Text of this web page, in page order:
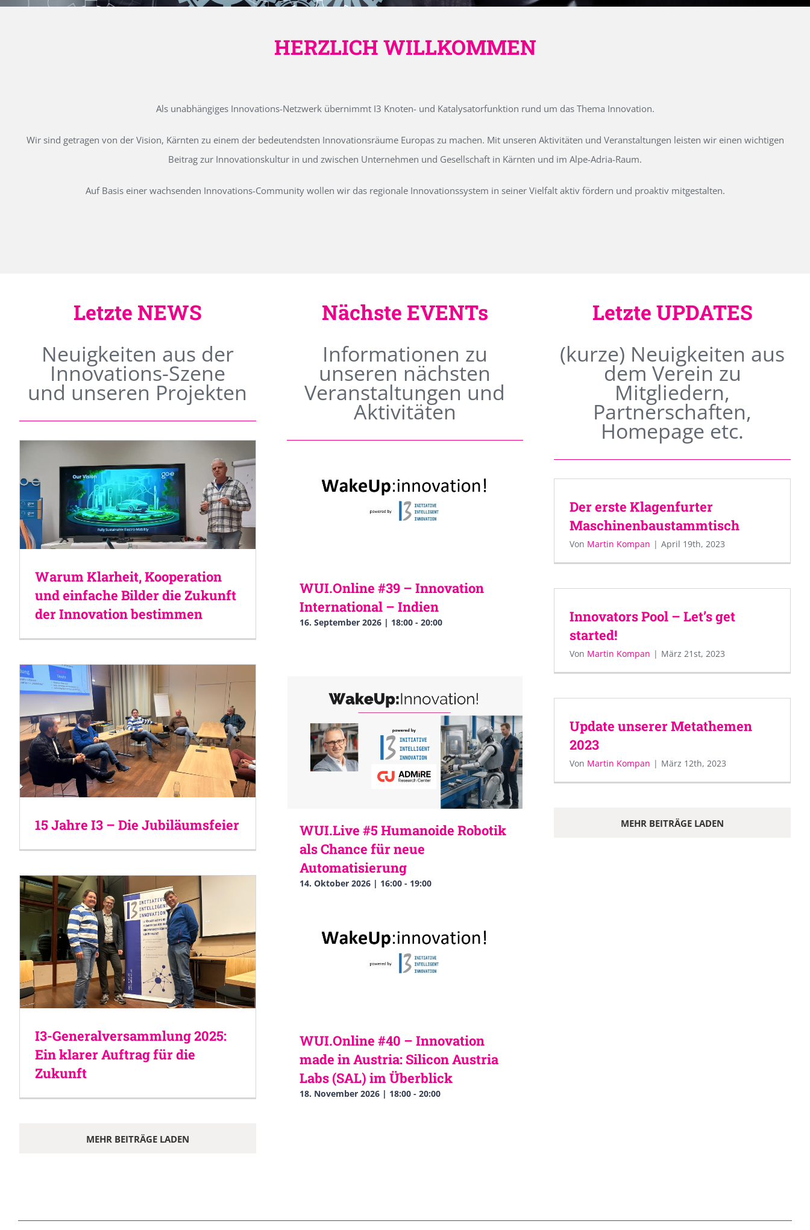
HERZLICH WILLKOMMEN
Als unabhängiges Innovations-Netzwerk übernimmt I3 Knoten- und Katalysatorfunktion rund um das Thema Innovation.
Wir sind getragen von der Vision, Kärnten zu einem der bedeutendsten Innovationsräume Europas zu machen. Mit unseren Aktivitäten und Veranstaltungen leisten wir einen wichtigen
Beitrag zur Innovationskultur in und zwischen Unternehmen und Gesellschaft in Kärnten und im Alpe-Adria-Raum.
Auf Basis einer wachsenden Innovations-Community wollen wir das regionale Innovationssystem in seiner Vielfalt aktiv fördern und proaktiv mitgestalten.
Letzte NEWS
Neuigkeiten aus der
Innovations-Szene
und unseren Projekten
Warum Klarheit, Kooperation
und einfache Bilder die Zukunft
der Innovation bestimmen
15 Jahre I3 – Die Jubiläumsfeier
I3-Generalversammlung 2025:
Ein klarer Auftrag für die
Zukunft
MEHR BEITRÄGE LADEN
Nächste EVENTs
Informationen zu
unseren nächsten
Veranstaltungen und
Aktivitäten
WUI.Online #39 – Innovation
International – Indien
16. September 2026 | 18:00- 20:00
WUI.Live #5 Humanoide Robotik
als Chance für neue
Automatisierung
14. Oktober 2026 | 16:00- 19:00
WUI.Online #40 – Innovation
made in Austria: Silicon Austria
Labs (SAL) im Überblick
18. November 2026 | 18:00- 20:00
Letzte UPDATES
(kurze) Neuigkeiten aus
dem Verein zu
Mitgliedern,
Partnerschaften,
Homepage etc.
Der erste Klagenfurter
Maschinenbaustammtisch
Von Martin Kompan | April 19th, 2023
Innovators Pool – Let’s get
started!
Von Martin Kompan | März 21st, 2023
Update unserer Metathemen
2023
Von Martin Kompan | März 12th, 2023
MEHR BEITRÄGE LADEN